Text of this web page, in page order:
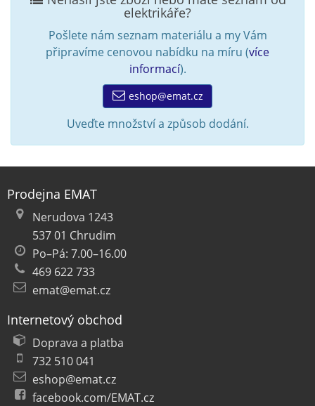
elektrikáře?
Pošlete nám seznam materiálu a my Vám
připravíme cenovou nabídku na míru (více
informací).
eshop@emat.cz
Uveďte množství a způsob dodání.
Prodejna EMAT
Nerudova 1243
537 01 Chrudim
Po–Pá: 7.00–16.00
469 622 733
emat@emat.cz
Internetový obchod
Doprava a platba
732 510 041
eshop@emat.cz
facebook.com/EMAT.cz